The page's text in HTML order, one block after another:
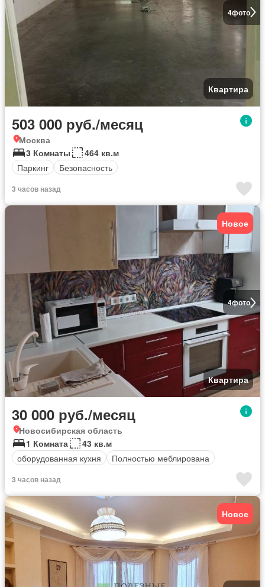
4фото
Квартира
503 000 руб./месяц
Москва
3 Комнаты
464 кв.м
Паркинг
Безопасность
3 часов назад
4фото
Новое
Квартира
30 000 руб./месяц
Новосибирская область
1 Комната
43 кв.м
оборудованная кухня
Полностью меблирована
3 часов назад
Новое